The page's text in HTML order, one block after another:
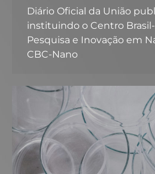
Diário Oficial da União
instituindo o Centro
Pesquisa e Inovação em
CBC-Nano